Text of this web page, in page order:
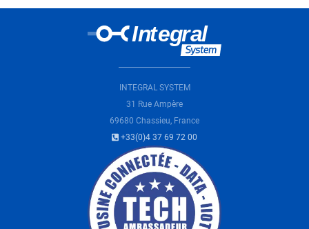
INTEGRAL SYSTEM
31 Rue Ampère
69680 Chassieu, France
+33(0)4 37 69 72 00